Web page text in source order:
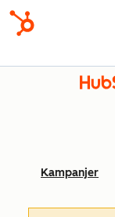
Kampanjer